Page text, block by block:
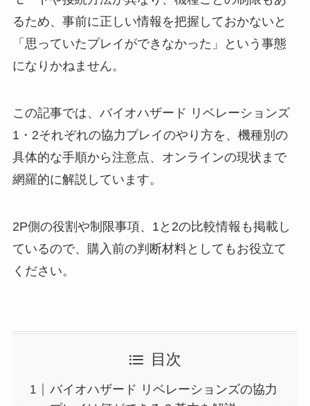
るため、事前に正しい情報を把握しておかないと
「思っていたプレイができなかった」という事態
になりかねません。
この記事では、バイオハザード リベレーションズ
1・2それぞれの協力プレイのやり方を、機種別の
具体的な手順から注意点、オンラインの現状まで
網羅的に解説しています。
2P側の役割や制限事項、1と2の比較情報も掲載し
ているので、購入前の判断材料としてもお役立て
ください。
目次
バイオハザード リベレーションズの協力